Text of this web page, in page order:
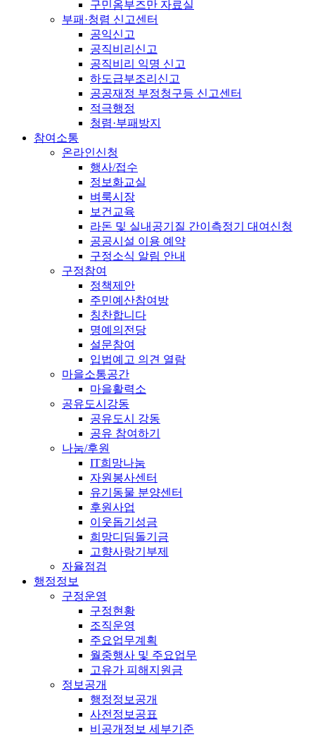
구민옴부즈만 자료실
부패·청렴 신고센터
공익신고
공직비리신고
공직비리 익명 신고
하도급부조리신고
공공재정 부정청구등 신고센터
적극행정
청렴·부패방지
참여소통
온라인신청
행사/접수
정보화교실
벼룩시장
보건교육
라돈 및 실내공기질 간이측정기 대여신청
공공시설 이용 예약
구정소식 알림 안내
구정참여
정책제안
주민예산참여방
칭찬합니다
명예의전당
설문참여
입법예고 의견 열람
마을소통공간
마을활력소
공유도시강동
공유도시 강동
공유 참여하기
나눔/후원
IT희망나눔
자원봉사센터
유기동물 분양센터
후원사업
이웃돕기성금
희망디딤돌기금
고향사랑기부제
자율점검
행정정보
구정운영
구정현황
조직운영
주요업무계획
월중행사 및 주요업무
고유가 피해지원금
정보공개
행정정보공개
사전정보공표
비공개정보 세부기준